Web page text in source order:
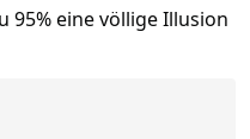
95% eine völlige Illusion